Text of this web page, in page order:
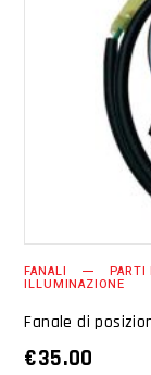
FANALI PARTI
ILLUMINAZIONE
Fanale di
€35.00